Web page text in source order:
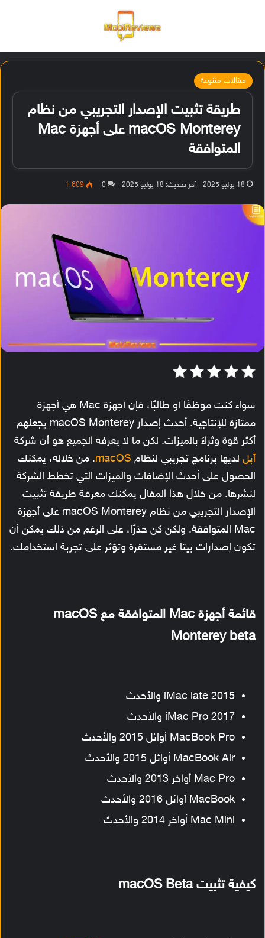
مقالات متنوعة
طريقة تثبيت الإصدار التجريبي من نظام
macOS Monterey على أجهزة Mac
المتوافقة
18 يوليو 2025 آخر تحديث: 18 يوليو 2025 0 1٬609
سواء كنت موظفًا أو طالبًا، فإن أجهزة Mac هي أجهزة
ممتازة للإنتاجية. أحدث إصدار macOS Monterey يجعلهم
أكثر قوة وثراءً بالميزات. لكن ما لا يعرفه الجميع هو أن شركة
أبل لديها برنامج تجريبي لنظام macOS. من خلاله، يمكنك
الحصول على أحدث الإضافات والميزات التي تخطط الشركة
لنشرها. من خلال هذا المقال يمكنك معرفة طريقة تثبيت
الإصدار التجريبي من نظام macOS Monterey على أجهزة
Mac المتوافقة. ولكن كن حذرًا، على الرغم من ذلك يمكن أن
تكون إصدارات بيتا غير مستقرة وتؤثر على تجربة استخدامك.
قائمة أجهزة Mac المتوافقة مع macOS
Monterey beta
iMac late 2015 والأحدث
iMac Pro 2017 والأحدث
MacBook Pro أوائل 2015 والأحدث
MacBook Air أوائل 2015 والأحدث
Mac Pro أواخر 2013 والأحدث
MacBook أوائل 2016 والأحدث
Mac Mini أواخر 2014 والأحدث
كيفية تثبيت macOS Beta